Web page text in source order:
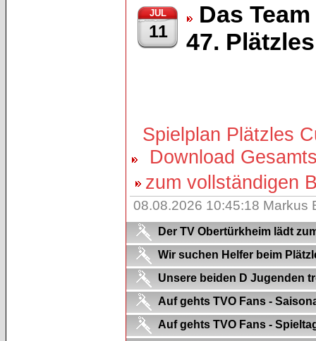
JUL
11
Das
47.
Spielplan Plätzles
Download
zum vollständigen
08.08.2026 10:45:18 Markus
Der TV Obertürkheim lädt
Wir suchen Helfer beim
Unsere beiden D Jugenden
Auf gehts TVO Fans -
Auf gehts TVO Fans -